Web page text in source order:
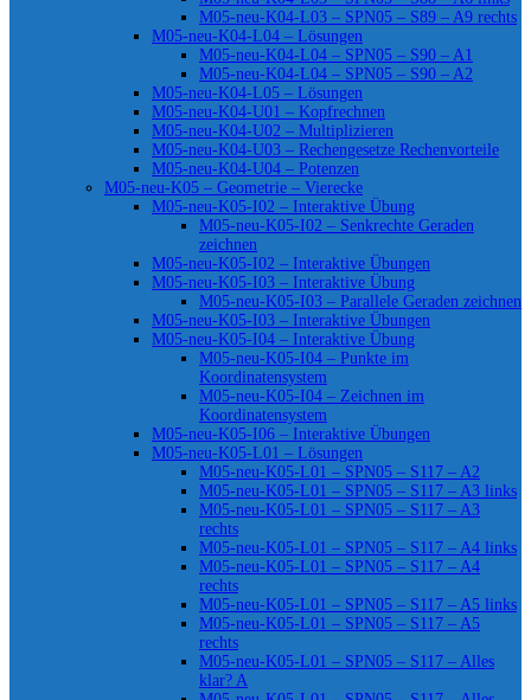
M05-neu-K04-L03 – SPN05 – S89 – A9 rechts
M05-neu-K04-L04 – Lösungen
M05-neu-K04-L04 – SPN05 – S90 – A1
M05-neu-K04-L04 – SPN05 – S90 – A2
M05-neu-K04-L05 – Lösungen
M05-neu-K04-U01 – Kopfrechnen
M05-neu-K04-U02 – Multiplizieren
M05-neu-K04-U03 – Rechengesetze Rechenvorteile
M05-neu-K04-U04 – Potenzen
M05-neu-K05 – Geometrie – Vierecke
M05-neu-K05-I02 – Interaktive Übung
M05-neu-K05-I02 – Senkrechte Geraden
zeichnen
M05-neu-K05-I02 – Interaktive Übungen
M05-neu-K05-I03 – Interaktive Übung
M05-neu-K05-I03 – Parallele Geraden zeichnen
M05-neu-K05-I03 – Interaktive Übungen
M05-neu-K05-I04 – Interaktive Übung
M05-neu-K05-I04 – Punkte im
Koordinatensystem
M05-neu-K05-I04 – Zeichnen im
Koordinatensystem
M05-neu-K05-I06 – Interaktive Übungen
M05-neu-K05-L01 – Lösungen
M05-neu-K05-L01 – SPN05 – S117 – A2
M05-neu-K05-L01 – SPN05 – S117 – A3 links
M05-neu-K05-L01 – SPN05 – S117 – A3
rechts
M05-neu-K05-L01 – SPN05 – S117 – A4 links
M05-neu-K05-L01 – SPN05 – S117 – A4
rechts
M05-neu-K05-L01 – SPN05 – S117 – A5 links
M05-neu-K05-L01 – SPN05 – S117 – A5
rechts
M05-neu-K05-L01 – SPN05 – S117 – Alles
klar? A